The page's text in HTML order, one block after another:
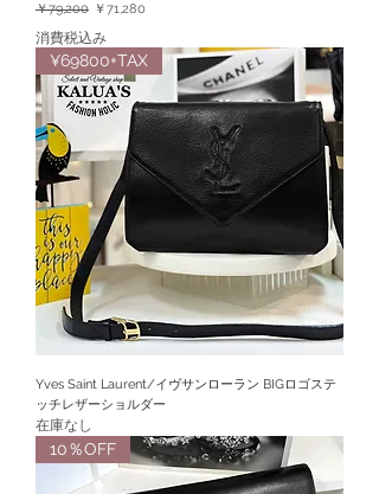
通常価格
￥79,200 セール価格
￥71,280
消費税込み
¥69800+TAX
Yves Saint Laurent/イヴサンローラン BIGロゴステ
ッチレザーショルダー
在庫なし
10％OFF